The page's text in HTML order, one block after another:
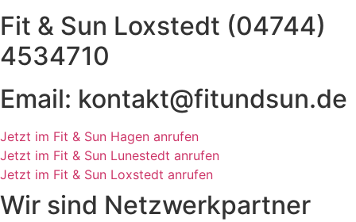
Fit & Sun Loxstedt (04744)
4534710
Email: kontakt@fitundsun.de
Jetzt im Fit & Sun Hagen anrufen
Jetzt im Fit & Sun Lunestedt anrufen
Jetzt im Fit & Sun Loxstedt anrufen
Wir sind Netzwerkpartner